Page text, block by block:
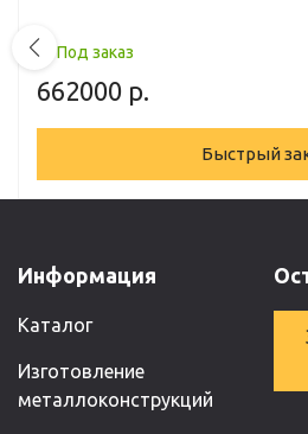
Под заказ
662000 р.
Быстрый
Информация
Каталог
Изготовление
металлоконструкций